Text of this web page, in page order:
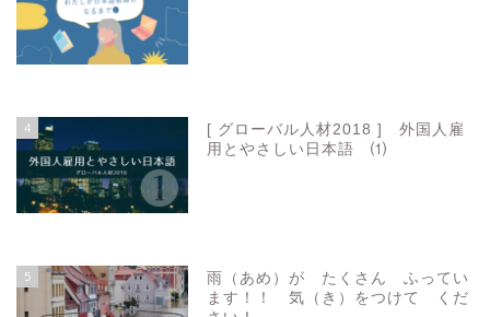
4
[ グローバル人材2018 ] 外国人雇
用とやさしい日本語 ⑴
5
雨（あめ）が たくさん ふってい
ます！！ 気（き）をつけて くだ